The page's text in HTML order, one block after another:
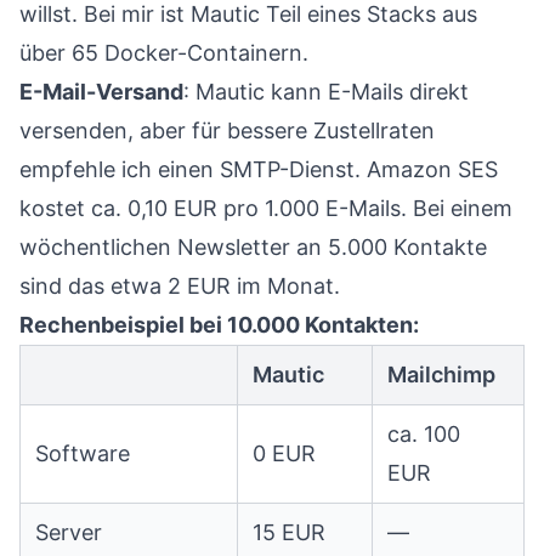
willst. Bei mir ist Mautic Teil eines Stacks aus
über 65 Docker-Containern.
E-Mail-Versand: Mautic kann E-Mails direkt
versenden, aber für bessere Zustellraten
empfehle ich einen SMTP-Dienst. Amazon SES
kostet ca. 0,10 EUR pro 1.000 E-Mails. Bei einem
wöchentlichen Newsletter an 5.000 Kontakte
sind das etwa 2 EUR im Monat.
Rechenbeispiel bei 10.000 Kontakten:
Mautic
Mailchimp
Software 0 EUR
ca. 100
EUR
Server 15 EUR —